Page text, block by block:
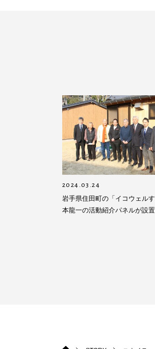
2024.03.24
岩手県住田町の「イコウェル
本龍一の活動紹介パネルが設